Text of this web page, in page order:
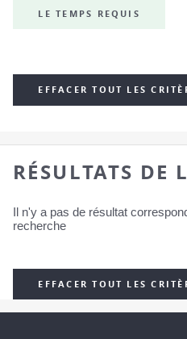
LE TEMPS REQUIS
EFFACER TOUT LES
RÉSULTATS DE
Il n'y a pas de résultat
recherche
EFFACER TOUT LES